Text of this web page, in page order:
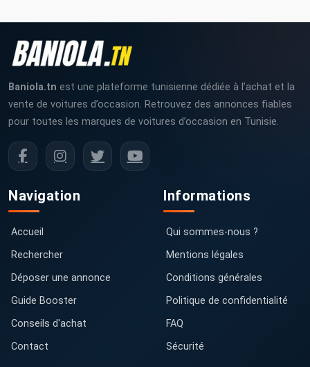
Baniola.tn est une plateforme tunisienne dédiée à l’achat et la
vente de voitures d’occasion. Retrouvez des annonces fiables
pour toutes les marques de voitures d’occasion en Tunisie.
Navigation
Accueil
Rechercher
Déposer une annonce
Guide Booster
Conseils d'achat
Contact
Informations
Qui sommes-nous ?
Mentions légales
Conditions générales
Politique de confidentialité
FAQ
Sécurité